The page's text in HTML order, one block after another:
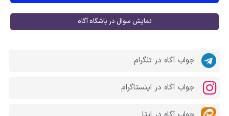
نمایش سوال در باشگاه آگاه
جواب آگاه در تلگرام
جواب آگاه در اینستاگرام